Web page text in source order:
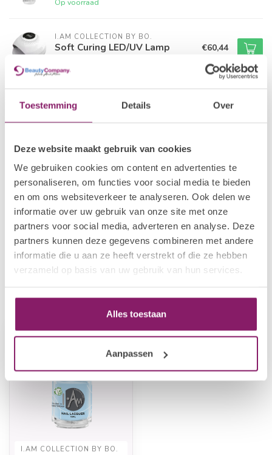
Toestemming Details Over
Deze website maakt gebruik van cookies
We gebruiken cookies om content en advertenties te
personaliseren, om functies voor social media te bieden
en om ons websiteverkeer te analyseren. Ook delen we
informatie over uw gebruik van onze site met onze
partners voor social media, adverteren en analyse. Deze
partners kunnen deze gegevens combineren met andere
informatie die u aan ze heeft verstrekt of die ze hebben
verzameld op basis van uw gebruik van hun services.
Alles toestaan
Aanpassen
I.AM COLLECTION BY BO.
Soft Curing LED/UV Lamp €60,44
Gel Polish #042 Reflecting
Pink
Op voorraad
€12,50
Diamond of the Season
€48,33
€38,66
I.AM COLLECTION BY BO.
UV Blocker Top Gel
Niet op voorraad
€13,50
€10,80
Recent bekeken
-20%
I.AM COLLECTION BY BO.